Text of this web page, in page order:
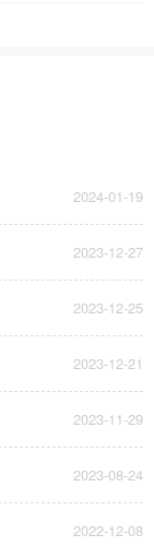
2024-01-19
2023-12-27
2023-12-25
2023-12-21
2023-11-29
2023-08-24
2022-12-08